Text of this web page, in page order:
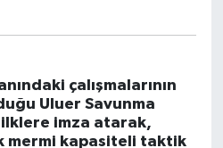
çalışmalarının
Uluer Savunma
ilklere imza atarak,
mermi kapasiteli taktik